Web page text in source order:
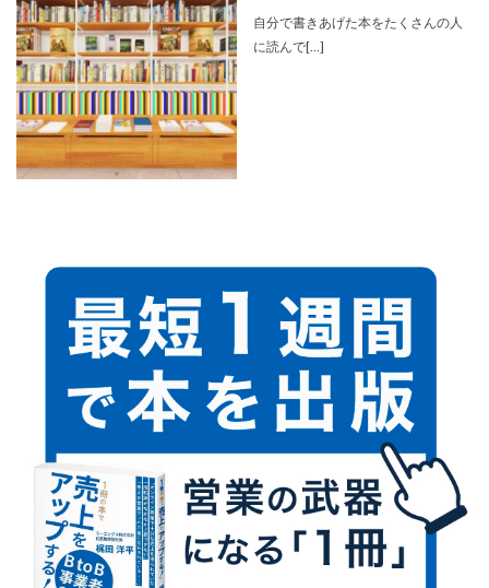
自分で書きあげた本をたくさんの人
に読んで[…]